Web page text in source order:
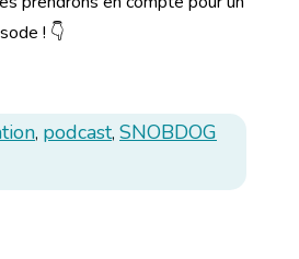
! 👇
, podcast, SNOBDOG